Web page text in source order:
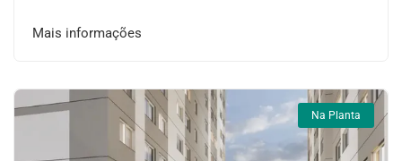
Mais informações
Na Planta